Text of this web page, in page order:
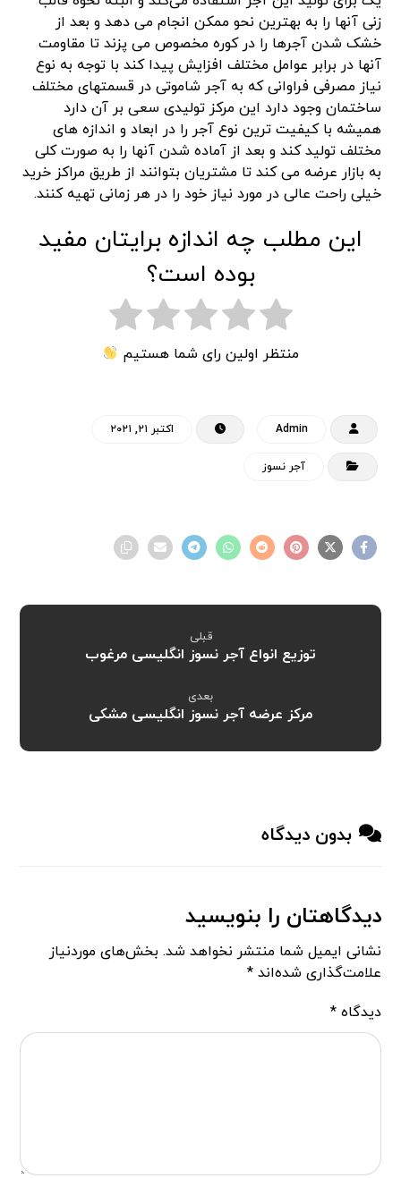
زنی آنها را به بهترین نحو ممکن انجام می دهد و بعد از
خشک شدن آجرها را در کوره مخصوص می پزند تا مقاومت
آنها در برابر عوامل مختلف افزایش پیدا کند با توجه به نوع
نیاز مصرفی فراوانی که به آجر شاموتی در قسمتهای مختلف
ساختمان وجود دارد این مرکز تولیدی سعی بر آن دارد
همیشه با کیفیت ترین نوع آجر را در ابعاد و اندازه های
مختلف تولید کند و بعد از آماده شدن آنها را به صورت کلی
به بازار عرضه می کند تا مشتریان بتوانند از طریق مراکز خرید
خیلی راحت عالی در مورد نیاز خود را در هر زمانی تهیه کنند.
این مطلب چه اندازه برایتان مفید
بوده است؟
منتظر اولین رای شما هستیم
Admin اکتبر ۲۱, ۲۰۲۱
آجر نسوز
قبلی
توزیع انواع آجر نسوز انگلیسی مرغوب
بعدی
مرکز عرضه آجر نسوز انگلیسی مشکی
بدون دیدگاه
دیدگاهتان را بنویسید
نشانی ایمیل شما منتشر نخواهد شد. بخش‌های موردنیاز
علامت‌گذاری شده‌اند*
دیدگاه*